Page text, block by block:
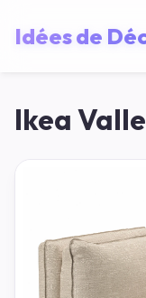
Idées de
Ikea